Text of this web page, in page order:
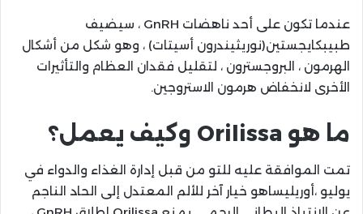
عندما تكون على أحد ناهضات GnRH ، سيضيف
طبيبكايجستين(نوريثيندرون أسيتات) ، وهو شكل من أشكال
الهرمون ، البروجسترون ، لتقليل فقدان العظام والتأثيرات
الأخرى لانخفاض هرمون الاستروجين.
ما هو Orilissa وكيف يعمل؟
تمت الموافقة عليه للتو من قبل إدارة الغذاء والدواء في
يوليو ،أوريليساهو خيار آخر للألم المعتدل إلى الحاد الناجم